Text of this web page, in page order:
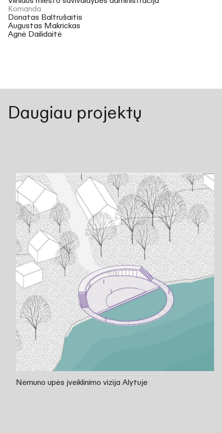
Komanda
Donatas Baltrušaitis
Augustas Makrickas
Agnė Dailidaitė
Daugiau projektų
Nemuno upės įveiklinimo vizija Alytuje